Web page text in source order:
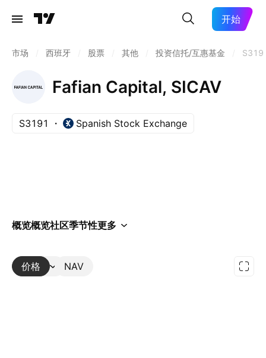
开始
市场 西班牙 股票 其他 投资信托/互惠基金
Fafian Capital, SICAV
S3191 Spanish Stock Exchange
概览概览社区季节性更多
价格 NAV
更多